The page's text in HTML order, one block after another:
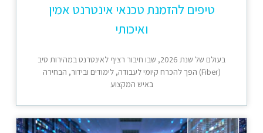
טיפים להזמנת טכנאי אינטרנט אמין
ואיכותי
בעולם של שנת 2026, שבו חיבור רציף לאינטרנט במהירות סיב
(Fiber) הפך להכרח קיומי לעבודה, לימודים ובידור, הבחירה
באיש המקצוע